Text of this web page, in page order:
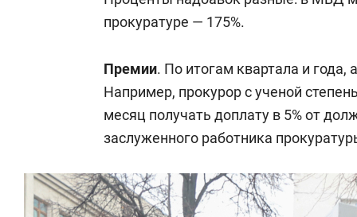
прокуратуре — 175%.
Премии. По итогам квартала и
Например, прокурор с ученой
месяц получать доплату в 5% от
заслуженного работника